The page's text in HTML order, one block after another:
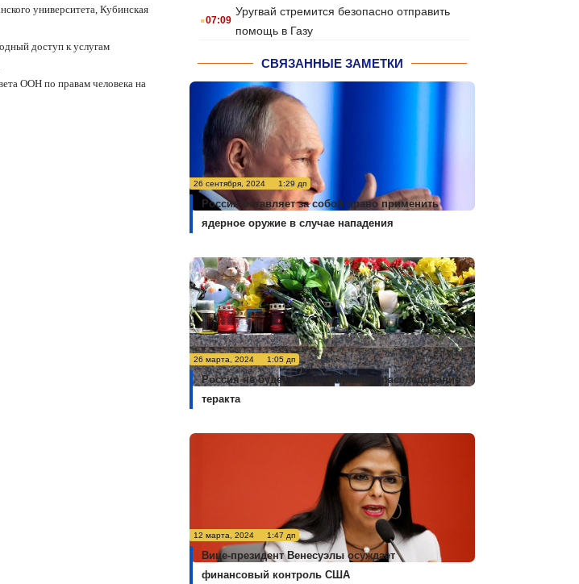
университета, Кубинская
доступ к услугам
ООН по правам человека на
.07:09
Уругвай стремится безопасно отправить
помощь в Газу
СВЯЗАННЫЕ ЗАМЕТКИ
26 сентября, 2024 1:29 дп
Россия оставляет за собой право применить
ядерное оружие в случае нападения
26 марта, 2024 1:05 дп
Россия не будет комментировать расследование
теракта
12 марта, 2024 1:47 дп
Вице-президент Венесуэлы осуждает
финансовый контроль США